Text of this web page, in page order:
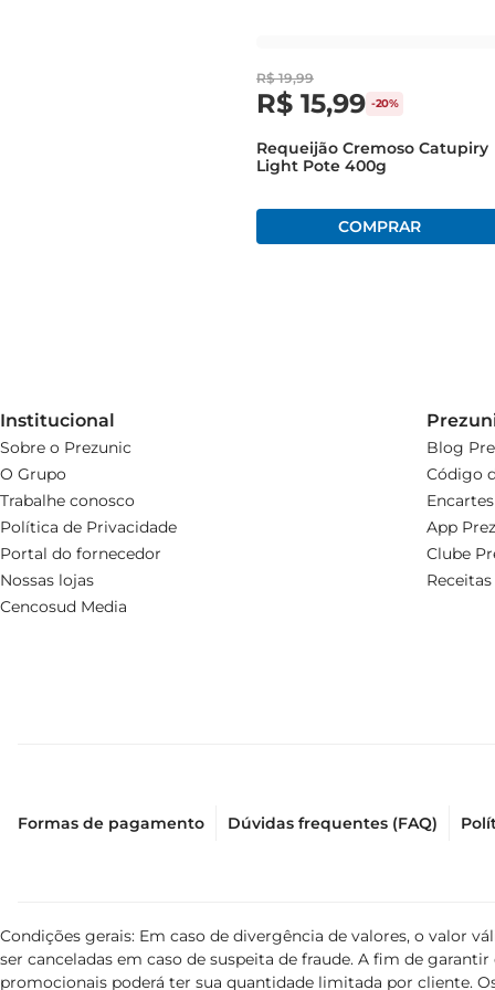
R$ 19,99
R$ 15,99 -20%
Requeijão Cremoso Catupiry
Light Pote 400g
Institucional
Sobre o Prezunic
O Grupo
Trabalhe conosco
Política de Privacidade
Portal do fornecedor
Nossas lojas
Cencosud Media
Blog
Código
Encartes
App
Clube
Receitas
Formas de pagamento Dúvidas frequentes (FAQ)
Condições gerais: Em caso de divergência de valores, o valor
ser canceladas em caso de suspeita de fraude. A fim de
promocionais poderá ter sua quantidade limitada por cliente.